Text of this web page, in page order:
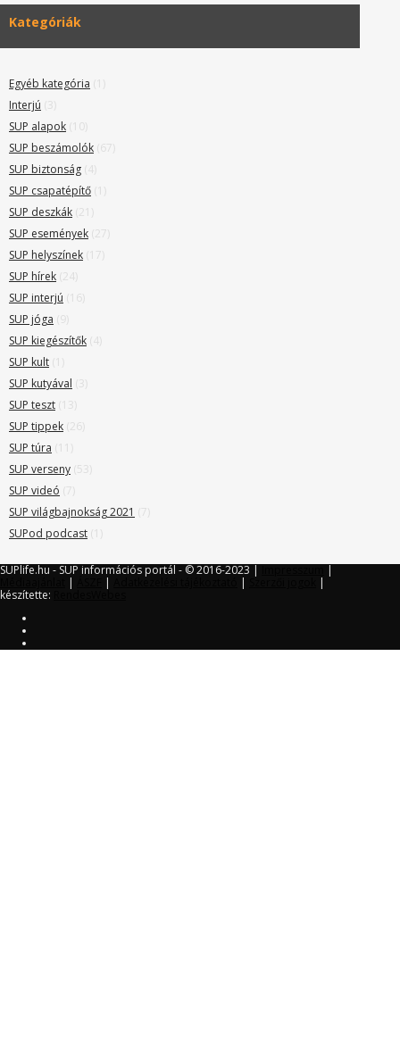
Kategóriák
Egyéb kategória (1)
Interjú (3)
SUP alapok (10)
SUP beszámolók (67)
SUP biztonság (4)
SUP csapatépítő (1)
SUP deszkák (21)
SUP események (27)
SUP helyszínek (17)
SUP hírek (24)
SUP interjú (16)
SUP jóga (9)
SUP kiegészítők (4)
SUP kult (1)
SUP kutyával (3)
SUP teszt (13)
SUP tippek (26)
SUP túra (11)
SUP verseny (53)
SUP videó (7)
SUP világbajnokság 2021 (7)
SUPod podcast (1)
SUPlife.hu - SUP információs portál - © 2016-2023 |
|
| | |
|
készítette: